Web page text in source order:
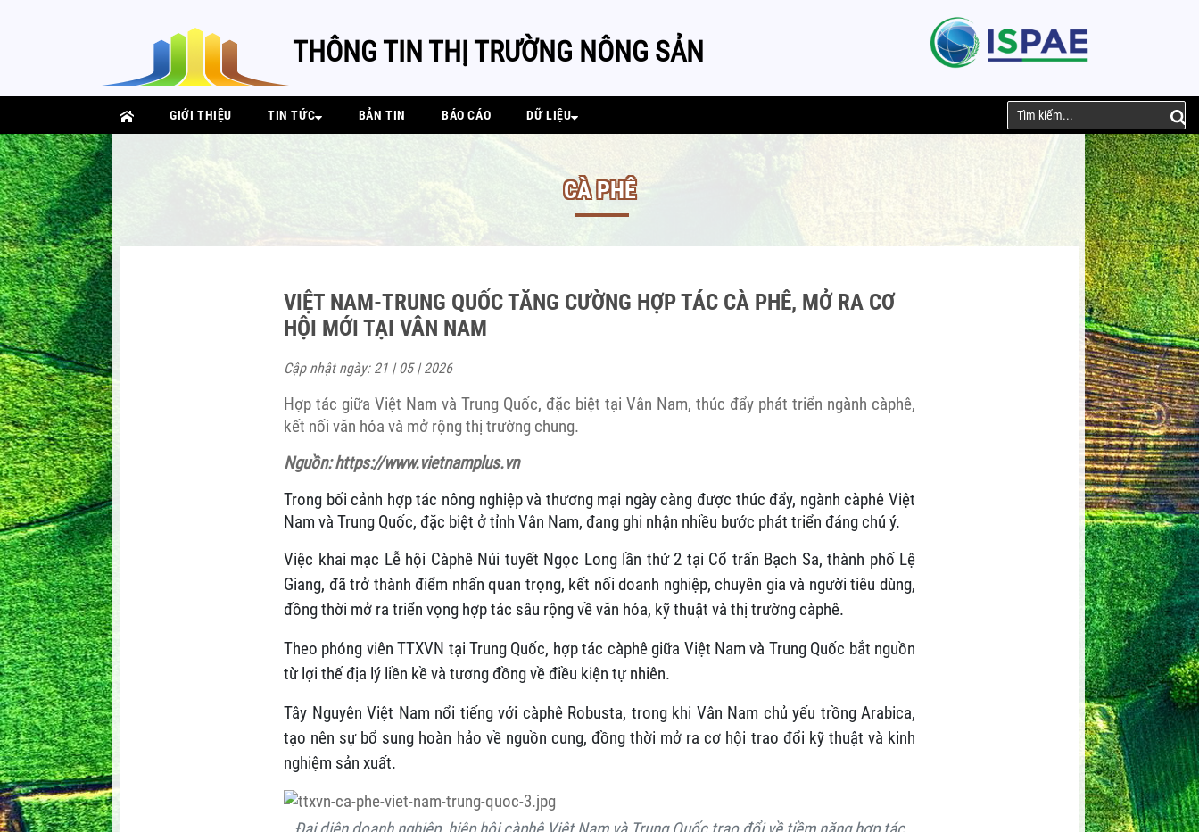
THÔNG TIN THỊ TRƯỜNG NÔNG SẢN
GIỚI THIỆU TIN TỨC BẢN TIN BÁO CÁO DỮ LIỆU
CÀ PHÊ
VIỆT NAM-TRUNG QUỐC TĂNG CƯỜNG HỢP TÁC CÀ PHÊ, MỞ RA CƠ
HỘI MỚI TẠI VÂN NAM
Cập nhật ngày: 21 | 05 | 2026
Hợp tác giữa Việt Nam và Trung Quốc, đặc biệt tại Vân Nam, thúc đẩy phát triển ngành càphê,
kết nối văn hóa và mở rộng thị trường chung.
Nguồn: https://www.vietnamplus.vn
Trong bối cảnh hợp tác nông nghiệp và thương mại ngày càng được thúc đẩy, ngành càphê Việt
Nam và Trung Quốc, đặc biệt ở tỉnh Vân Nam, đang ghi nhận nhiều bước phát triển đáng chú ý.
Việc khai mạc Lễ hội Càphê Núi tuyết Ngọc Long lần thứ 2 tại Cổ trấn Bạch Sa, thành phố Lệ
Giang, đã trở thành điểm nhấn quan trọng, kết nối doanh nghiệp, chuyên gia và người tiêu dùng,
đồng thời mở ra triển vọng hợp tác sâu rộng về văn hóa, kỹ thuật và thị trường càphê.
Theo phóng viên TTXVN tại Trung Quốc, hợp tác càphê giữa Việt Nam và Trung Quốc bắt nguồn
từ lợi thế địa lý liền kề và tương đồng về điều kiện tự nhiên.
Tây Nguyên Việt Nam nổi tiếng với càphê Robusta, trong khi Vân Nam chủ yếu trồng Arabica,
tạo nên sự bổ sung hoàn hảo về nguồn cung, đồng thời mở ra cơ hội trao đổi kỹ thuật và kinh
nghiệm sản xuất.